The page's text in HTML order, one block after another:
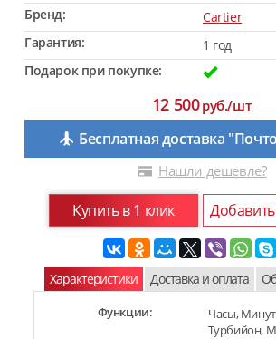
Бренд:
Cartier
Гарантия:
1 год
Подарок при покупке:
12 500руб./шт
Бесплатная доставка
Нашли дешевле?
Купить в 1 клик
Характеристики Доставка и оплата
Функции:
Часы,
Турбийон,